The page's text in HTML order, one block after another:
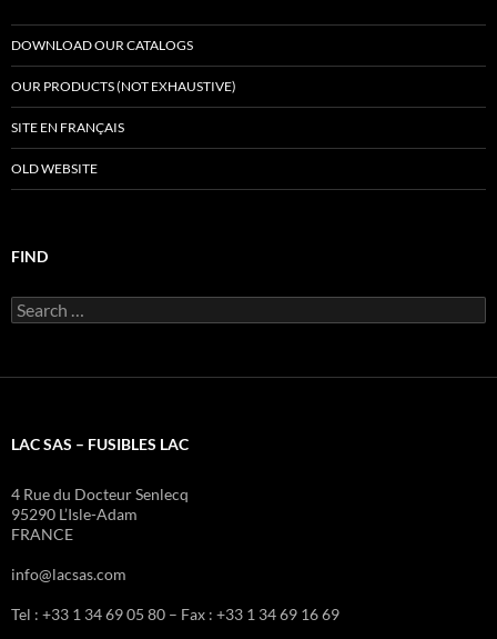
DOWNLOAD OUR CATALOGS
OUR PRODUCTS (NOT EXHAUSTIVE)
SITE EN FRANÇAIS
OLD WEBSITE
FIND
Search
for:
LAC SAS – FUSIBLES LAC
4 Rue du Docteur Senlecq
95290 L’Isle-Adam
FRANCE
info@lacsas.com
Tel : +33 1 34 69 05 80 – Fax : +33 1 34 69 16 69